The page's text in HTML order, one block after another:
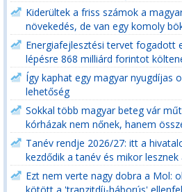
Kiderültek a friss számok a
növekedés, de van egy komoly
Energiafejlesztési tervet fogadott
lépésre 868 milliárd forintot
Így kaphat egy magyar nyugdíjas
lehetőség
Sokkal több magyar beteg vár
kórházak nem nőnek, hanem
Tanév rendje 2026/27: itt a
kezdődik a tanév és mikor
Ezt nem verte nagy dobra a Mol:
kötött a 'tranzitdíj-háborús'